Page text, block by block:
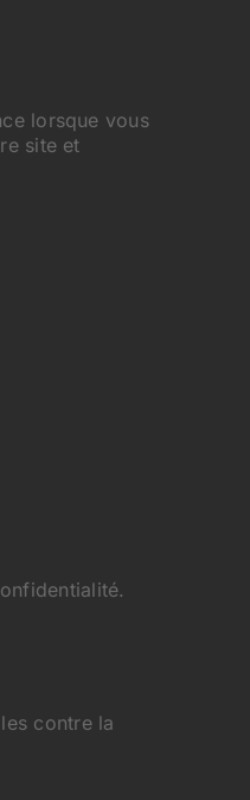
lorsque vous
site et
contre la